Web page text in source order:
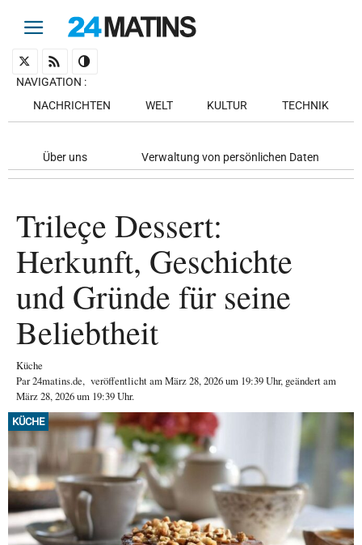
NAVIGATION :
NACHRICHTEN
WELT KULTUR TECHNIK
Über uns Verwaltung von persönlichen Daten
Trileçe Dessert:
Herkunft, Geschichte
und Gründe für seine
Beliebtheit
Küche
Par24matins.de, veröffentlicht amMärz 28, 2026um 19:39 Uhr, geändert am
März 28, 2026 um 19:39 Uhr.
KÜCHE